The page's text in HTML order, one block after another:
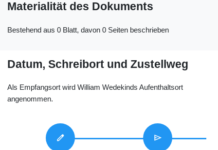
Materialität des Dokuments
Bestehend aus 0 Blatt, davon 0 Seiten beschrieben
Datum, Schreibort und Zustellweg
Als Empfangsort wird William Wedekinds Aufenthaltsort
angenommen.
edit send